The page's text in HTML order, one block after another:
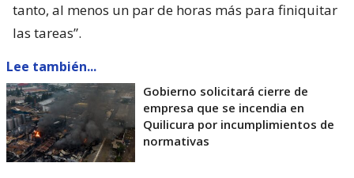
tanto, al menos un par de horas más para finiquitar
las tareas”.
Lee también...
Gobierno solicitará cierre de
empresa que se incendia en
Quilicura por incumplimientos de
normativas